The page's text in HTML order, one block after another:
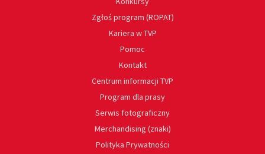
Zgłoś program (ROPAT)
Kariera w TVP
Pomoc
Kontakt
Centrum informacji TVP
Program dla prasy
Serwis fotograficzny
Merchandising (znaki)
Polityka Prywatności